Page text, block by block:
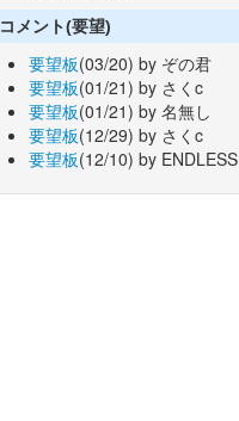
コメント(要望)
要望板(03/20) by ぞの君
要望板(01/21) by さくc
要望板(01/21) by 名無し
要望板(12/29) by さくc
要望板(12/10) by ENDLESS